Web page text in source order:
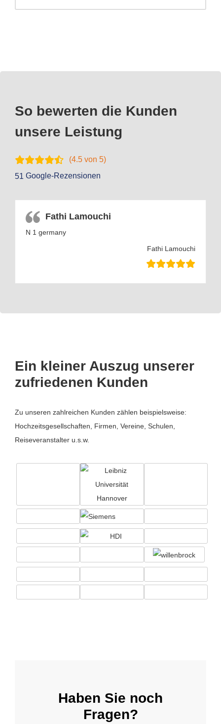
So bewerten die Kunden
unsere Leistung
(4.5 von 5)
51 Google-Rezensionen
Fathi Lamouchi
N 1 germany
Fathi Lamouchi
Ein kleiner Auszug unserer
zufriedenen Kunden
Zu unseren zahlreichen Kunden zählen beispielsweise:
Hochzeitsgesellschaften, Firmen, Vereine, Schulen,
Reiseveranstalter u.s.w.
Haben Sie noch
Fragen?